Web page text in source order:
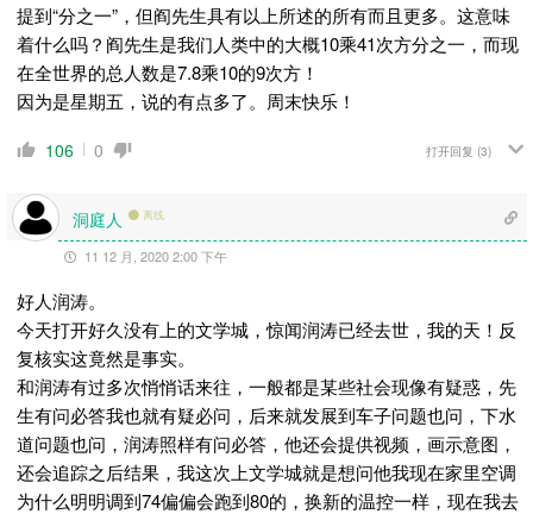
提到“分之一”，但阎先生具有以上所述的所有而且更多。这意味
着什么吗？阎先生是我们人类中的大概10乘41次方分之一，而现
在全世界的总人数是7.8乘10的9次方！
因为是星期五，说的有点多了。周末快乐！
106 0 打开回复 (3)
洞庭人 离线
11 12 月, 2020 2:00 下午
好人润涛。
今天打开好久没有上的文学城，惊闻润涛已经去世，我的天！反
复核实这竟然是事实。
和润涛有过多次悄悄话来往，一般都是某些社会现像有疑惑，先
生有问必答我也就有疑必问，后来就发展到车子问题也问，下水
道问题也问，润涛照样有问必答，他还会提供视频，画示意图，
还会追踪之后结果，我这次上文学城就是想问他我现在家里空调
为什么明明调到74偏偏会跑到80的，换新的温控一样，现在我去